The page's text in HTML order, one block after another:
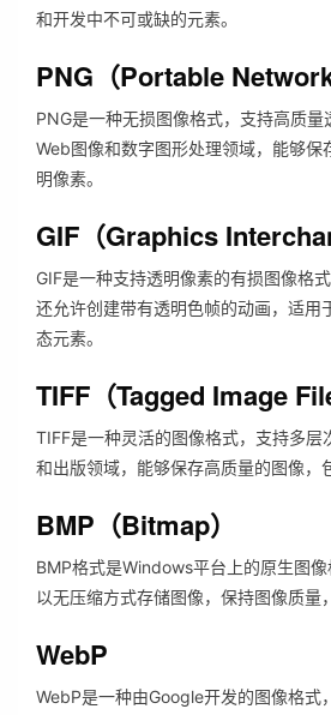
和开发中不可或缺的元素。
PNG（Portable
PNG是一种无损图像格式，支持高质
Web图像和数字图形处理领域，能够保
明像素。
GIF（Graphics
GIF是一种支持透明像素的有损图像格
还允许创建带有透明色帧的动画，适用
态元素。
TIFF（Tagged Image
TIFF是一种灵活的图像格式，支持多层
和出版领域，能够保存高质量的图像，
BMP（Bitmap）
BMP格式是Windows平台上的原生图
以无压缩方式存储图像，保持图像质量
WebP
WebP是一种由Google开发的图像格式